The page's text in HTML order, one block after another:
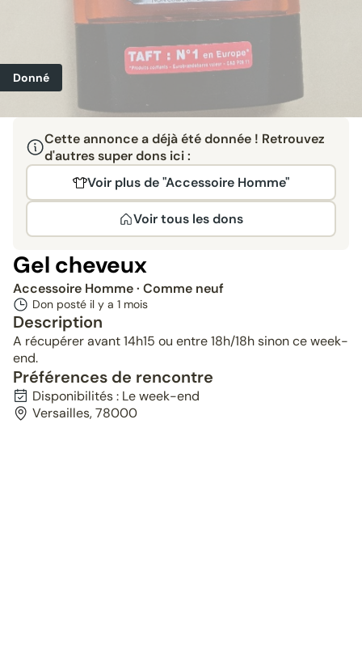
Donné
Cette annonce a déjà été donnée ! Retrouvez
d'autres super dons ici :
Voir plus de "Accessoire Homme"
Voir tous les dons
Gel cheveux
Accessoire Homme· Comme neuf
Don posté il y a 1 mois
Description
A récupérer avant 14h15 ou entre 18h/18h sinon ce week-
end.
Préférences de rencontre
Disponibilités : Le week-end
Versailles, 78000